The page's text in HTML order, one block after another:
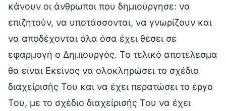
κάνουν οι άνθρωποι που δημιούργησε: να
επιζητούν, να υποτάσσονται, να γνωρίζουν και
να αποδέχονται όλα όσα έχει θέσει σε
εφαρμογή ο Δημιουργός. Το τελικό αποτέλεσμα
θα είναι Εκείνος να ολοκληρώσει το σχέδιο
διαχείρισής Του και να έχει περατώσει το έργο
Του, με το σχέδιο διαχείρισής Του να έχει